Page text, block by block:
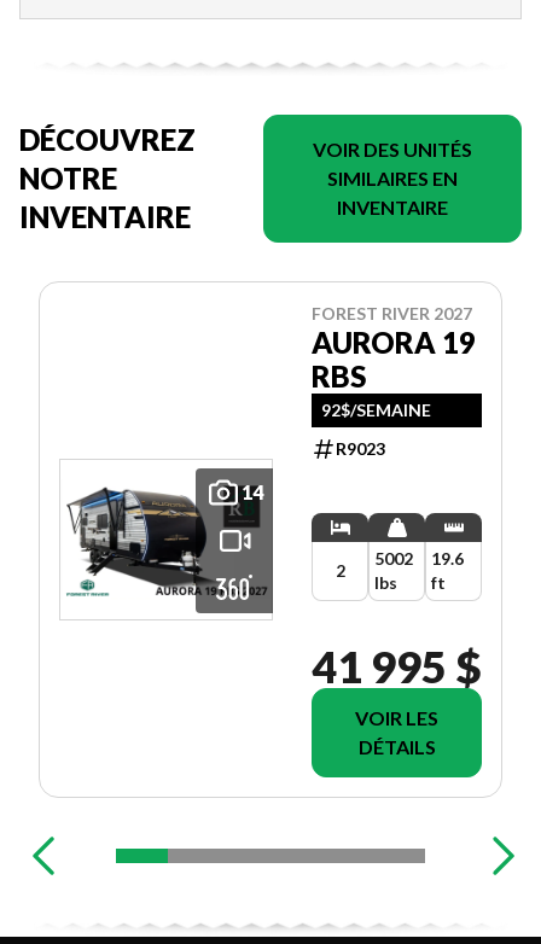
DÉCOUVREZ
NOTRE
INVENTAIRE
VOIR DES UNITÉS
SIMILAIRES EN
INVENTAIRE
14
FOREST RIVER 2027
AURORA 19
RBS
92$/SEMAINE
R9023
2
5002
lbs
19.6
ft
41 995 $
VOIR LES
DÉTAILS